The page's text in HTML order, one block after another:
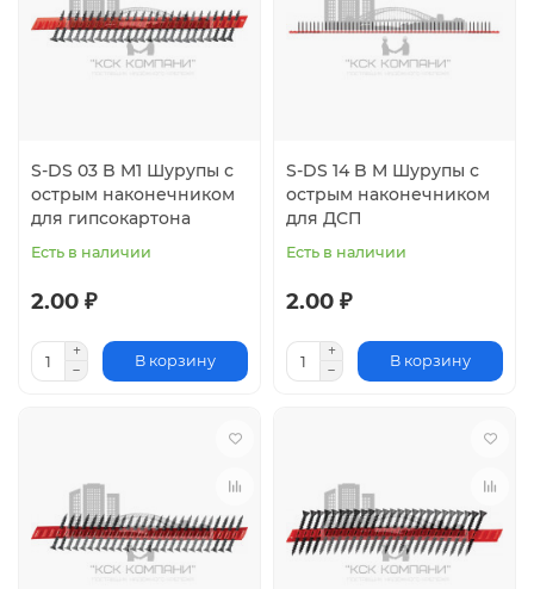
S-DS 03 B M1 Шурупы с
острым наконечником
для гипсокартона
Есть в наличии
2.00 ₽
В корзину
S-DS 14 B M Шурупы с
острым наконечником
для ДСП
Есть в наличии
2.00 ₽
В корзину